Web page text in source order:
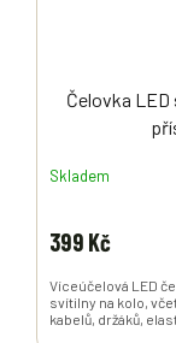
Čelovka
Skladem
399 Kč
Víceúčelová LED
svítilny na kolo,
kabelů, držáků,